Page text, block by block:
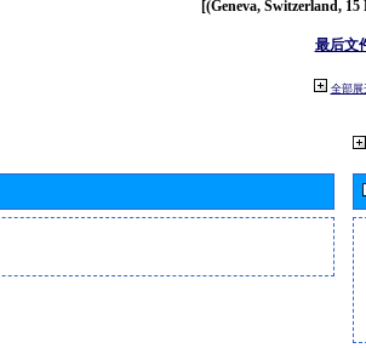
[(Geneva, Switzerland, 15
最后文
全部展